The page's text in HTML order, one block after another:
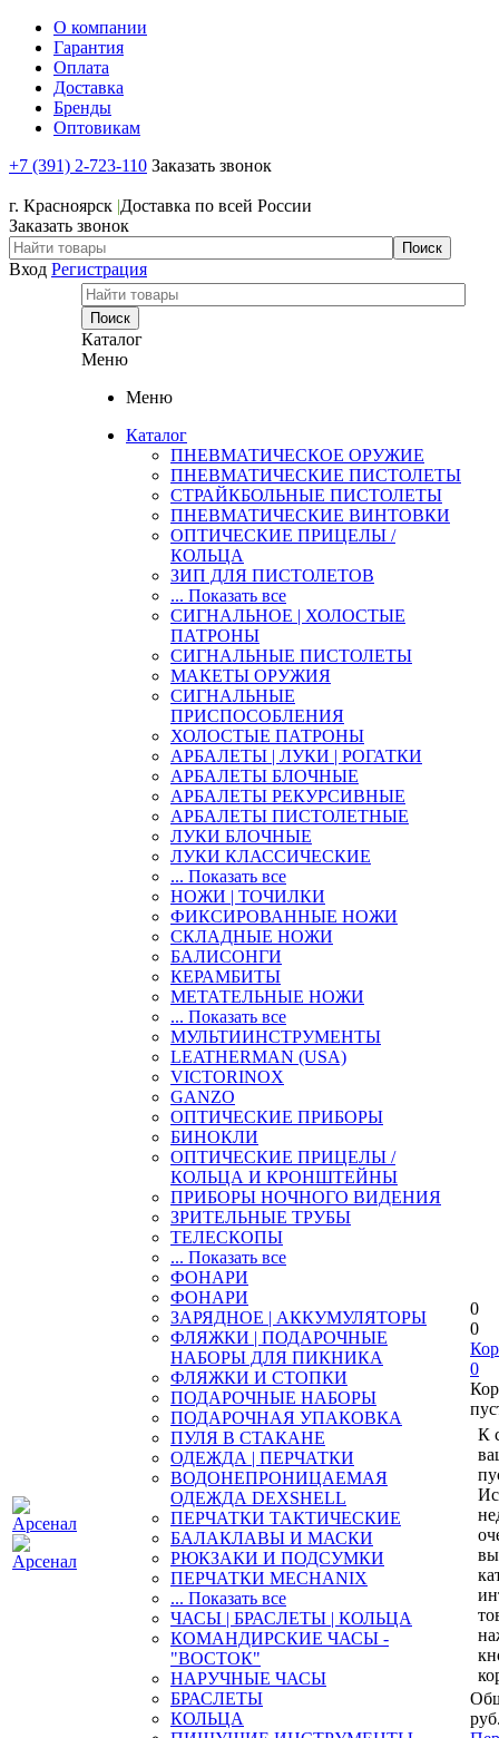
О компании
Гарантия
Оплата
Доставка
Бренды
Оптовикам
+7 (391) 2-723-110 Заказать звонок
г. Красноярск |Доставка по всей России
Заказать звонок
Вход Регистрация
Каталог
Меню
Меню
Каталог
ПНЕВМАТИЧЕСКОЕ ОРУЖИЕ
ПНЕВМАТИЧЕСКИЕ ПИСТОЛЕТЫ
СТРАЙКБОЛЬНЫЕ ПИСТОЛЕТЫ
ПНЕВМАТИЧЕСКИЕ ВИНТОВКИ
ОПТИЧЕСКИЕ ПРИЦЕЛЫ /
КОЛЬЦА
ЗИП ДЛЯ ПИСТОЛЕТОВ
... Показать все
СИГНАЛЬНОЕ | ХОЛОСТЫЕ
ПАТРОНЫ
СИГНАЛЬНЫЕ ПИСТОЛЕТЫ
МАКЕТЫ ОРУЖИЯ
СИГНАЛЬНЫЕ
ПРИСПОСОБЛЕНИЯ
ХОЛОСТЫЕ ПАТРОНЫ
АРБАЛЕТЫ | ЛУКИ | РОГАТКИ
АРБАЛЕТЫ БЛОЧНЫЕ
АРБАЛЕТЫ РЕКУРСИВНЫЕ
АРБАЛЕТЫ ПИСТОЛЕТНЫЕ
ЛУКИ БЛОЧНЫЕ
ЛУКИ КЛАССИЧЕСКИЕ
... Показать все
НОЖИ | ТОЧИЛКИ
ФИКСИРОВАННЫЕ НОЖИ
СКЛАДНЫЕ НОЖИ
БАЛИСОНГИ
КЕРАМБИТЫ
МЕТАТЕЛЬНЫЕ НОЖИ
... Показать все
МУЛЬТИИНСТРУМЕНТЫ
LEATHERMAN (USA)
VICTORINOX
GANZO
ОПТИЧЕСКИЕ ПРИБОРЫ
БИНОКЛИ
ОПТИЧЕСКИЕ ПРИЦЕЛЫ /
КОЛЬЦА И КРОНШТЕЙНЫ
ПРИБОРЫ НОЧНОГО ВИДЕНИЯ
ЗРИТЕЛЬНЫЕ ТРУБЫ
ТЕЛЕСКОПЫ
... Показать все
ФОНАРИ
ФОНАРИ
ЗАРЯДНОЕ | АККУМУЛЯТОРЫ
ФЛЯЖКИ | ПОДАРОЧНЫЕ
НАБОРЫ ДЛЯ ПИКНИКА
ФЛЯЖКИ И СТОПКИ
ПОДАРОЧНЫЕ НАБОРЫ
ПОДАРОЧНАЯ УПАКОВКА
ПУЛЯ В СТАКАНЕ
ОДЕЖДА | ПЕРЧАТКИ
ВОДОНЕПРОНИЦАЕМАЯ
ОДЕЖДА DEXSHELL
ПЕРЧАТКИ ТАКТИЧЕСКИЕ
БАЛАКЛАВЫ И МАСКИ
РЮКЗАКИ И ПОДСУМКИ
ПЕРЧАТКИ MECHANIX
... Показать все
ЧАСЫ | БРАСЛЕТЫ | КОЛЬЦА
КОМАНДИРСКИЕ ЧАСЫ -
"ВОСТОК"
НАРУЧНЫЕ ЧАСЫ
БРАСЛЕТЫ
КОЛЬЦА
0
0
0
К